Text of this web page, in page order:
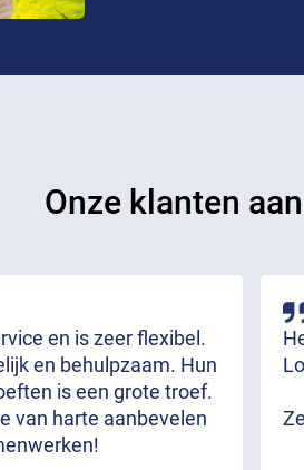
Onze klanten
en is zeer flexibel.
en behulpzaam. Hun
is een grote troef.
van harte aanbevelen